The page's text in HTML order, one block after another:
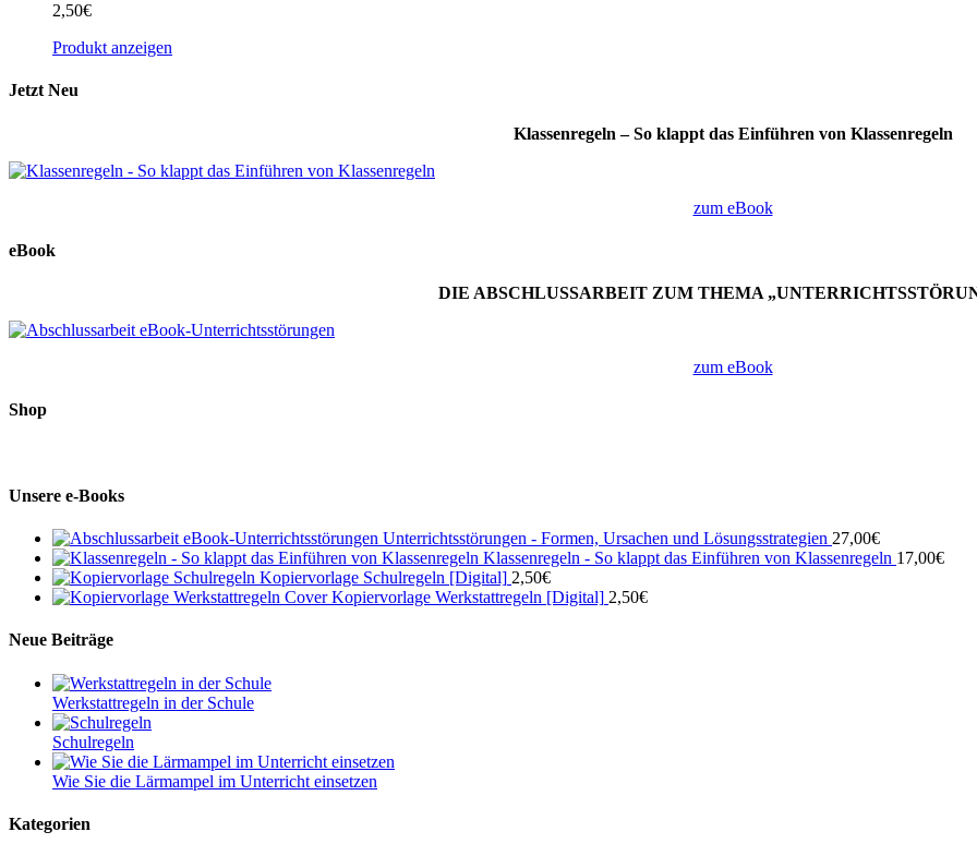
2,50€
Produkt anzeigen
Jetzt Neu
Klassenregeln –So klappt das Einführen von Klassenregeln
zum eBook
eBook
DIE ABSCHLUSSARBEIT ZUM THEMA
zum eBook
Shop
Unsere e-Books
Unterrichtsstörungen - Formen, Ursachen und Lösungsstrategien 27,00€
Klassenregeln - So klappt das Einführen von Klassenregeln 17,00€
Kopiervorlage Schulregeln [Digital] 2,50€
Kopiervorlage Werkstattregeln [Digital] 2,50€
Neue Beiträge
Werkstattregeln in der Schule
Schulregeln
Wie Sie die Lärmampel im Unterricht einsetzen
Kategorien